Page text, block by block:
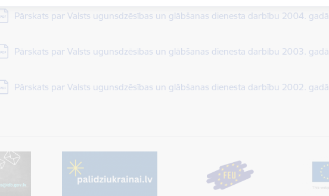
Lejupielādēt:
Pārskats par Valsts ugunsdzēsības un glābšanas dienesta darbību 2004. gadā
Lejupielādēt:
Pārskats par Valsts ugunsdzēsības un glābšanas dienesta darbību 2003. gadā
Lejupielādēt:
Pārskats par Valsts ugunsdzēsības un glābšanas dienesta darbību 2002. gadā